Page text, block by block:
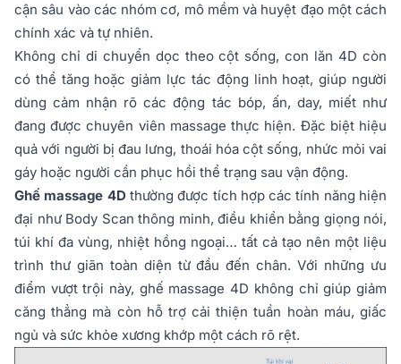
cận sâu vào các nhóm cơ, mô mềm và huyệt đạo một cách
chính xác và tự nhiên.
Không chỉ di chuyển dọc theo cột sống, con lăn 4D còn
có thể tăng hoặc giảm lực tác động linh hoạt, giúp người
dùng cảm nhận rõ các động tác bóp, ấn, day, miết như
đang được chuyên viên massage thực hiện. Đặc biệt hiệu
quả với người bị đau lưng, thoái hóa cột sống, nhức mỏi vai
gáy hoặc người cần phục hồi thể trạng sau vận động.
Ghế massage 4D thường được tích hợp các tính năng hiện
đại như Body Scan thông minh, điều khiển bằng giọng nói,
túi khí đa vùng, nhiệt hồng ngoại… tất cả tạo nên một liệu
trình thư giãn toàn diện từ đầu đến chân. Với những ưu
điểm vượt trội này, ghế massage 4D không chỉ giúp giảm
căng thẳng mà còn hỗ trợ cải thiện tuần hoàn máu, giấc
ngủ và sức khỏe xương khớp một cách rõ rệt.